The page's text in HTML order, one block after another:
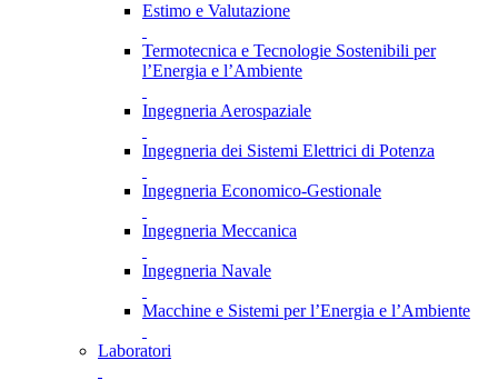
Estimo e Valutazione
Termotecnica e Tecnologie Sostenibili per
l’Energia e l’Ambiente
Ingegneria Aerospaziale
Ingegneria dei Sistemi Elettrici di Potenza
Ingegneria Economico-Gestionale
Ingegneria Meccanica
Ingegneria Navale
Macchine e Sistemi per l’Energia e l’Ambiente
Laboratori